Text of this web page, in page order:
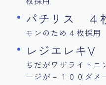
パチリス ４
モンのため４枚採用
レジエレキ
ちだがワザライトニ
ージが－１００ダメ